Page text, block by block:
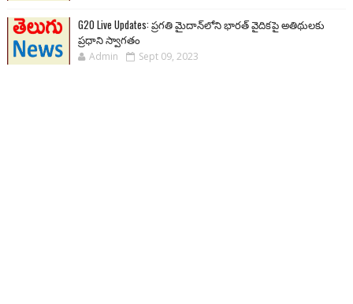
G20 Live Updates: ప్రగతి మైదాన్‌లోని భారత్ వైదికపై అతిథులకు
ప్రధాని స్వాగతం
Admin Sept 09, 2023